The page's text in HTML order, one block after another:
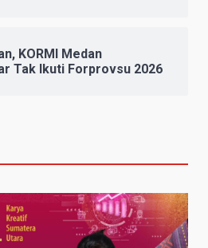
KORMI Medan
Tak Ikuti Forprovsu 2026